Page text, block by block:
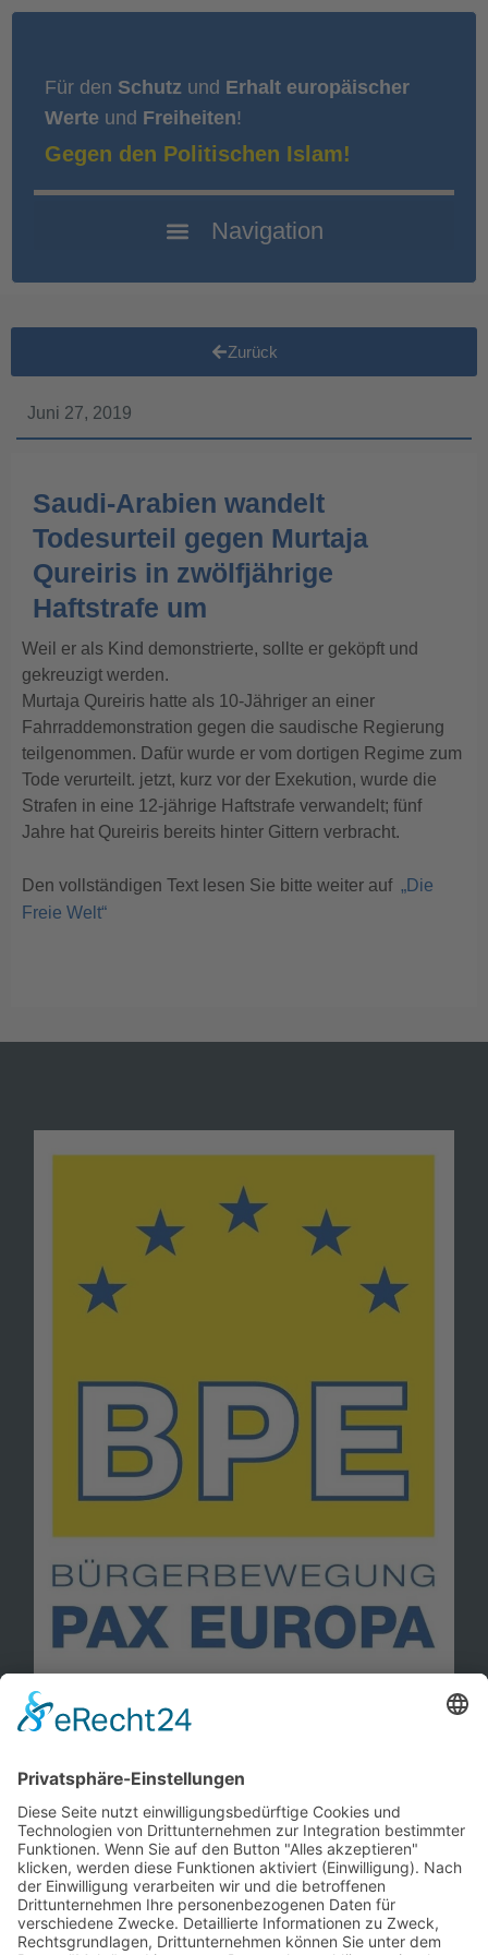
Für den Schutz und Erhalt europäischer
Werte und Freiheiten!
Gegen den Politischen Islam!
Zurück
Juni 27, 2019
Saudi-Arabien wandelt
Todesurteil gegen Murtaja
Qureiris in zwölfjährige
Haftstrafe um
Weil er als Kind demonstrierte, sollte er geköpft und
gekreuzigt werden.
Murtaja Qureiris hatte als 10-Jähriger an einer
Fahrraddemonstration gegen die saudische Regierung
teilgenommen. Dafür wurde er vom dortigen Regime zum
Tode verurteilt. jetzt, kurz vor der Exekution, wurde die
Strafen in eine 12-jährige Haftstrafe verwandelt; fünf
Jahre hat Qureiris bereits hinter Gittern verbracht.
Den vollständigen Text lesen Sie bitte weiter auf „Die
Freie Welt“
Kontakt
Mitglied werden!
Impressum
Datenschutz